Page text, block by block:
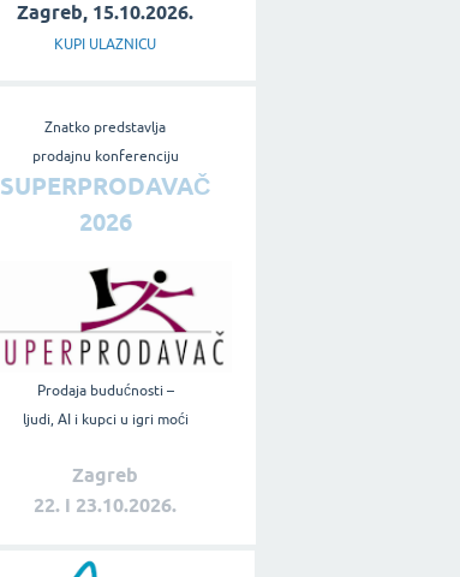
Zagreb, 15.10.2026.
KUPI ULAZNICU
Znatko predstavlja
prodajnu konferenciju
SUPERPRODAVAČ
2026
Prodaja budućnosti –
ljudi, AI i kupci u igri moći
Zagreb
22. i 23.10.2026.